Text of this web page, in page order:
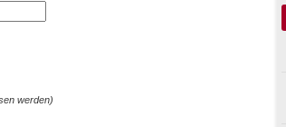
werden)